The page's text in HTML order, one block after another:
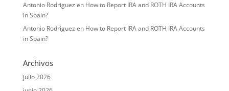
Antonio Rodriguez en How to Report IRA and ROTH IRA Accounts
in Spain?
Antonio Rodriguez en How to Report IRA and ROTH IRA Accounts
in Spain?
Archivos
julio 2026